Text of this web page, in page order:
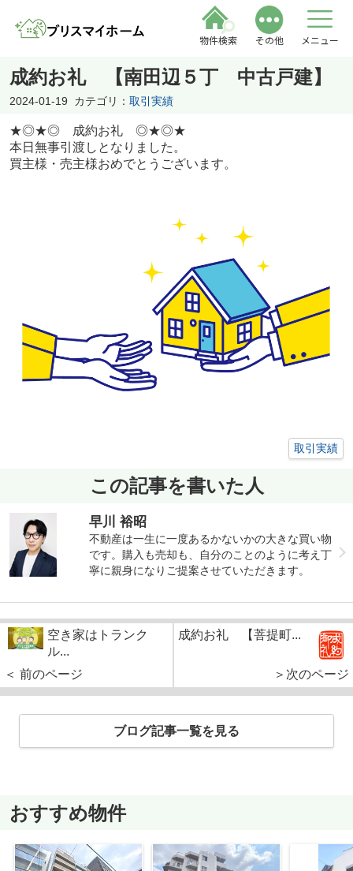
物件検索 その他 メニュー
成約お礼 【南田辺５丁 中古戸建】
2024-01-19 カテゴリ： 取引実績
★◎★◎ 成約お礼 ◎★◎★
本日無事引渡しとなりました。
買主様・売主様おめでとうございます。
取引実績
この記事を書いた人
早川 裕昭
不動産は一生に一度あるかないかの大きな買い物
です。購入も売却も、自分のことのように考え丁
寧に親身になりご提案させていただきます。
空き家はトランク
ル...
＜ 前のページ
成約お礼 【菩提町...
＞次のページ
ブログ記事一覧を見る
おすすめ物件